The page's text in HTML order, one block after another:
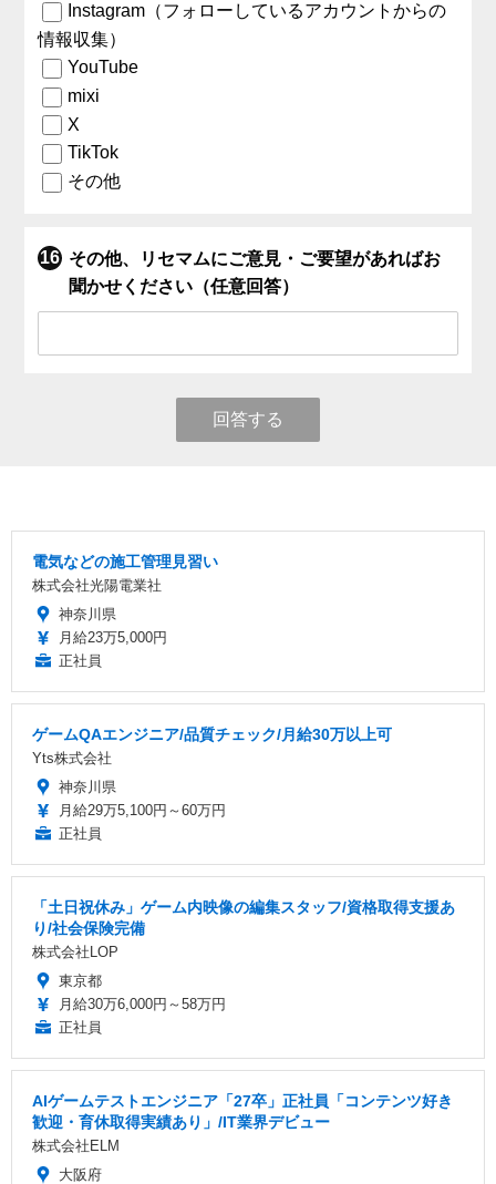
Instagram（フォローしているアカウントからの
情報収集）
YouTube
mixi
X
TikTok
その他
その他、リセマムにご意見・ご要望があればお
聞かせください（任意回答）
回答する
電気などの施工管理見習い
株式会社光陽電業社
神奈川県
月給23万5,000円
正社員
ゲームQAエンジニア/品質チェック/月給30万以上可
Yts株式会社
神奈川県
月給29万5,100円～60万円
正社員
「土日祝休み」ゲーム内映像の編集スタッフ/資格取得支援あ
り/社会保険完備
株式会社LOP
東京都
月給30万6,000円～58万円
正社員
AIゲームテストエンジニア「27卒」正社員「コンテンツ好き
歓迎・育休取得実績あり」/IT業界デビュー
株式会社ELM
大阪府